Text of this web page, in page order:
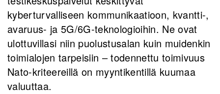
kyberturvalliseen kommunikaatioon, kvantti-,
avaruus- ja 5G/6G-teknologioihin. Ne ovat
ulottuvillasi niin puolustusalan kuin muidenkin
toimialojen tarpeisiin – todennettu toimivuus
Nato-kriteereillä on myyntikentillä kuumaa
valuuttaa.